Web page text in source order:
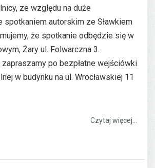
ze względu na duże
spotkaniem autorskim ze Sławkiem
że spotkanie odbędzie się w
Żary ul. Folwarczna 3.
po bezpłatne wejściówki
w budynku na ul. Wrocławskiej 11
Czytaj więcej...